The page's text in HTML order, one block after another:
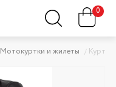
0
Мотокуртки и жилеты